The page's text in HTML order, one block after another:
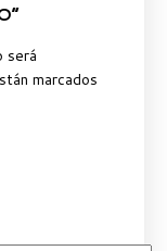
será
marcados